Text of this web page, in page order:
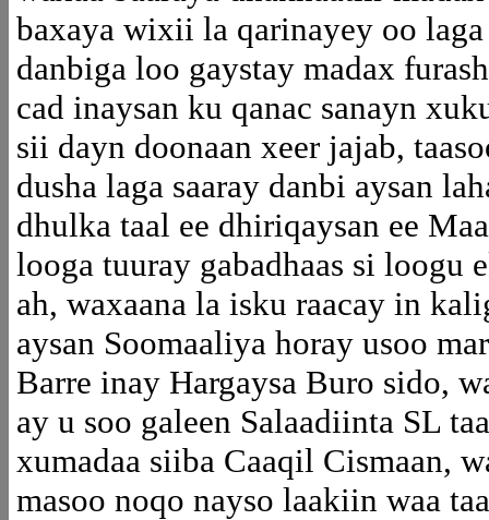
baxaya wixii la qarinayey oo laga
danbiga loo gaystay madax
cad inaysan ku qanac sanayn
sii dayn doonaan xeer jajab,
dusha laga saaray danbi aysan
dhulka taal ee dhiriqaysan ee
looga tuuray gabadhaas si
ah, waxaana la isku raacay in
aysan Soomaaliya horay usoo
Barre inay Hargaysa Buro sido,
ay u soo galeen Salaadiinta SL
xumadaa siiba Caaqil Cismaan,
masoo noqo nayso laakiin waa